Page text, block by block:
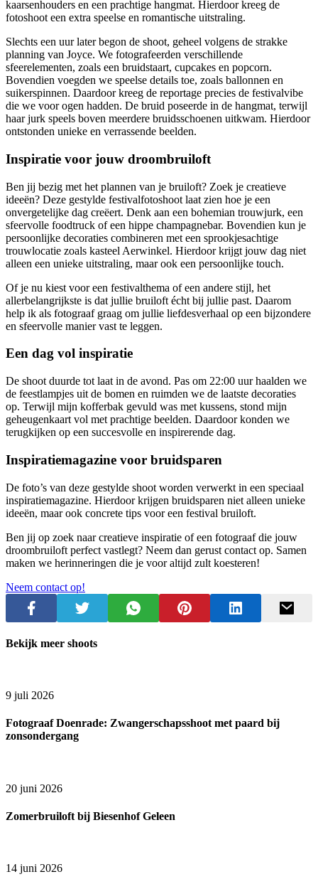
kaarsenhouders en een prachtige hangmat. Hierdoor kreeg de
fotoshoot een extra speelse en romantische uitstraling.
Slechts een uur later begon de shoot, geheel volgens de strakke
planning van Joyce. We fotografeerden verschillende
sfeerelementen, zoals een bruidstaart, cupcakes en popcorn.
Bovendien voegden we speelse details toe, zoals ballonnen en
suikerspinnen. Daardoor kreeg de reportage precies de festivalvibe
die we voor ogen hadden. De bruid poseerde in de hangmat, terwijl
haar jurk speels boven meerdere bruidsschoenen uitkwam. Hierdoor
ontstonden unieke en verrassende beelden.
Inspiratie voor jouw droombruiloft
Ben jij bezig met het plannen van je bruiloft? Zoek je creatieve
ideeën? Deze gestylde festivalfotoshoot laat zien hoe je een
onvergetelijke dag creëert. Denk aan een bohemian trouwjurk, een
sfeervolle foodtruck of een hippe champagnebar. Bovendien kun je
persoonlijke decoraties combineren met een sprookjesachtige
trouwlocatie zoals kasteel Aerwinkel. Hierdoor krijgt jouw dag niet
alleen een unieke uitstraling, maar ook een persoonlijke touch.
Of je nu kiest voor een festivalthema of een andere stijl, het
allerbelangrijkste is dat jullie bruiloft écht bij jullie past. Daarom
help ik als fotograaf graag om jullie liefdesverhaal op een bijzondere
en sfeervolle manier vast te leggen.
Een dag vol inspiratie
De shoot duurde tot laat in de avond. Pas om 22:00 uur haalden we
de feestlampjes uit de bomen en ruimden we de laatste decoraties
op. Terwijl mijn kofferbak gevuld was met kussens, stond mijn
geheugenkaart vol met prachtige beelden. Daardoor konden we
terugkijken op een succesvolle en inspirerende dag.
Inspiratiemagazine voor bruidsparen
De foto’s van deze gestylde shoot worden verwerkt in een speciaal
inspiratiemagazine. Hierdoor krijgen bruidsparen niet alleen unieke
ideeën, maar ook concrete tips voor een festival bruiloft.
Ben jij op zoek naar creatieve inspiratie of een fotograaf die jouw
droombruiloft perfect vastlegt? Neem dan gerust contact op. Samen
maken we herinneringen die je voor altijd zult koesteren!
Neem contact op!
Bekijk meer shoots
9 juli 2026
Fotograaf Doenrade: Zwangerschapsshoot met paard bij
zonsondergang
20 juni 2026
Zomerbruiloft bij Biesenhof Geleen
14 juni 2026